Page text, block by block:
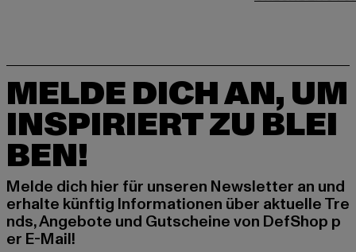
MELDE DICH AN, UM
INSPIRIERT ZU BLEI
BEN!
Melde dich hier für unseren Newsletter an und
erhalte künftig Informationen über aktuelle Tre
nds, Angebote und Gutscheine von DefShop p
er E-Mail!